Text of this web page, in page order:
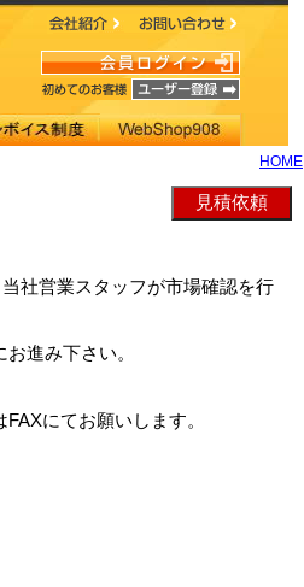
HOME
社営業スタッフが市場確認を行
進み下さい。
にてお願いします。